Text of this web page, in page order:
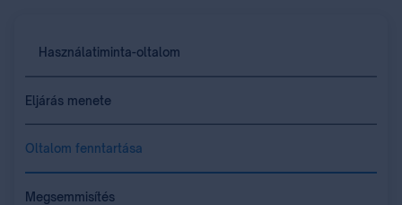
Használatiminta-oltalom
Eljárás menete
Oltalom fenntartása
Megsemmisítés